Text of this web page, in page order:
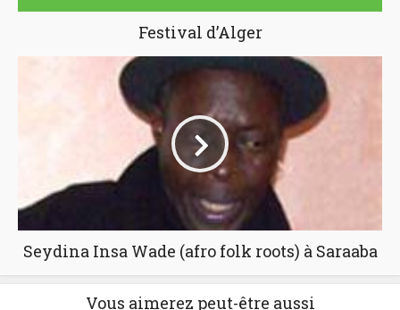
Festival d’Alger
Seydina Insa Wade (afro folk roots) à Saraaba
Vous aimerez peut-être aussi